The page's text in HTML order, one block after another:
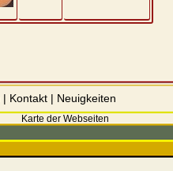
| Kontakt| Neuigkeiten
Karte der Webseiten